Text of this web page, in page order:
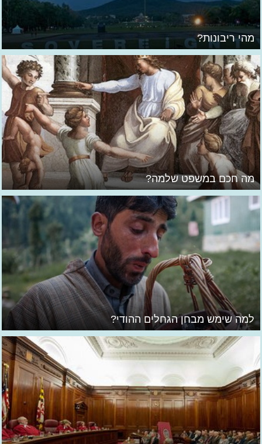
מהי ריבונות?
מה חכם במשפט שלמה?
למה שימש מבחן הגחלים ההודי?